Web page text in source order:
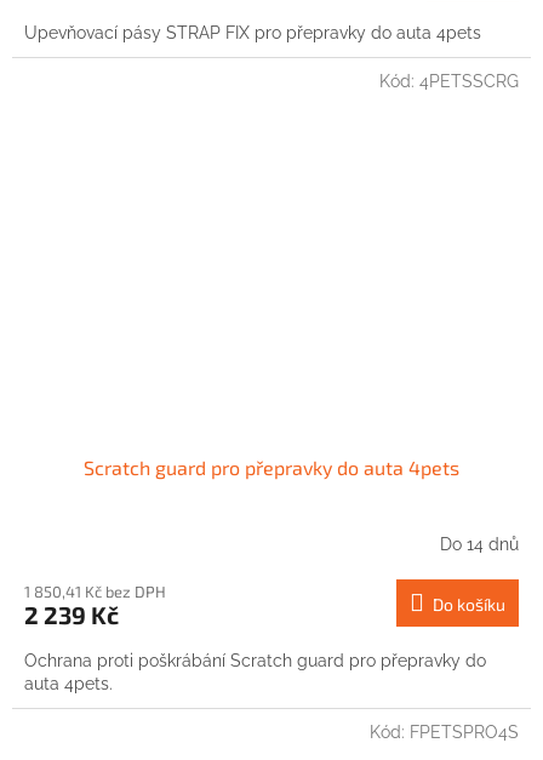
Upevňovací pásy STRAP FIX pro přepravky do auta 4pets
Scratch guard pro přepravky do auta 4pets
Do 14 dnů
1 850,41 Kč bez DPH
2 239 Kč Do košíku
Ochrana proti poškrábání Scratch guard pro přepravky do
auta 4pets.
Kód: 4PETSSCRG
Kód: FPETSPRO4S